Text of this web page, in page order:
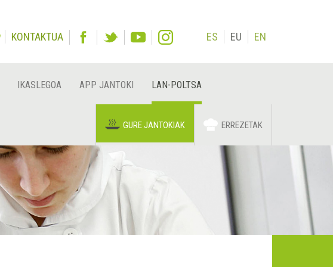
KONTAKTUA ES EU EN
IKASLEGOA APP JANTOKI LAN-POLTSA
GURE JANTOKIAK ERREZETAK